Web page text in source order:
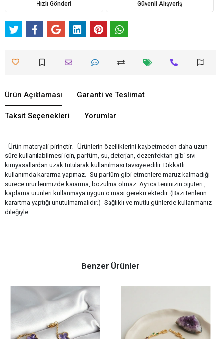
Hızlı Gönderi Güvenli Alışveriş
Ürün Açıklaması Garanti ve Teslimat
Taksit Seçenekleri Yorumlar
- Ürün materyali pirinçtir. - Ürünlerin özelliklerini kaybetmeden daha uzun
süre kullanılabilmesi için, parfüm, su, deterjan, dezenfektan gibi sıvı
kimyasallardan uzak tutularak kullanılması tavsiye edilir. Dikkatli
kullanımda kararma yapmaz.- Su parfüm gibi etmenlere maruz kalmadığı
sürece ürünlerimizde kararma, bozulma olmaz. Ayrıca teninizin bijuteri ,
kaplama ürünleri kullanmaya uygun olması gerekmektedir. (Bazı tenlerin
karartma yaptığı unutulmamalıdır.)- Sağlıklı ve mutlu günlerde kullanmanız
dileğiyle
Benzer Ürünler